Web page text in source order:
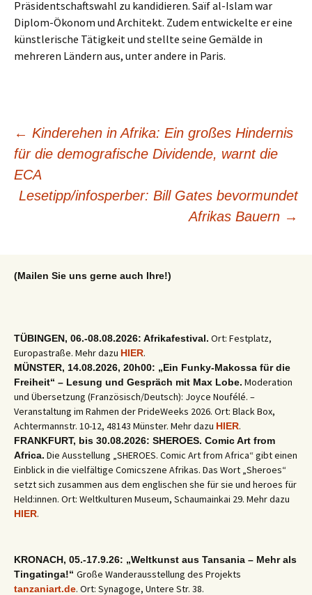
Präsidentschaftswahl zu kandidieren. Saïf al-Islam war
Diplom-Ökonom und Architekt. Zudem entwickelte er eine
künstlerische Tätigkeit und stellte seine Gemälde in
mehreren Ländern aus, unter andere in Paris.
Beitragsnavigation
← Kinderehen in Afrika: Ein großes Hindernis
für die demografische Dividende, warnt die
ECA
Lesetipp/infosperber: Bill Gates bevormundet
Afrikas Bauern →
(Mailen Sie uns gerne auch Ihre!)
TÜBINGEN, 06.-08.08.2026: Afrikafestival. Ort: Festplatz,
Europastraße. Mehr dazu HIER.
MÜNSTER, 14.08.2026, 20h00: „Ein Funky-Makossa für die
Freiheit“ – Lesung und Gespräch mit Max Lobe. Moderation
und Übersetzung (Französisch/Deutsch): Joyce Noufélé. –
Veranstaltung im Rahmen der PrideWeeks 2026. Ort: Black Box,
Achtermannstr. 10-12, 48143 Münster. Mehr dazu HIER.
FRANKFURT, bis 30.08.2026: SHEROES. Comic Art from
Africa. Die Ausstellung „SHEROES. Comic Art from Africa“ gibt einen
Einblick in die vielfältige Comicszene Afrikas. Das Wort „Sheroes“
setzt sich zusammen aus dem englischen she für sie und heroes für
Held:innen. Ort: Weltkulturen Museum, Schaumainkai 29. Mehr dazu
HIER.
KRONACH, 05.-17.9.26: „Weltkunst aus Tansania – Mehr als
Tingatinga!“ Große Wanderausstellung des Projekts
tanzaniart.de. Ort: Synagoge, Untere Str. 38.